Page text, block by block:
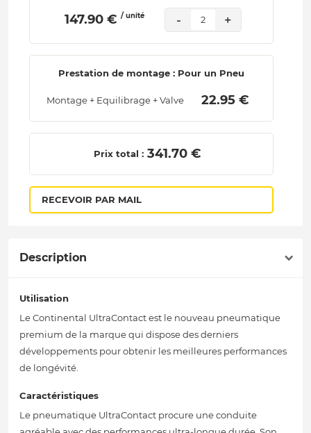
147.90 € / unité - 2 +
Prestation de montage : Pour un Pneu
Montage + Equilibrage + Valve 22.95 €
Prix total : 341.70 €
RECEVOIR PAR MAIL
Description
Utilisation
Le Continental UltraContact est le nouveau pneumatique
premium de la marque qui dispose des derniers
développements pour obtenir les meilleures performances
de longévité.
Caractéristiques
Le pneumatique UltraContact procure une conduite